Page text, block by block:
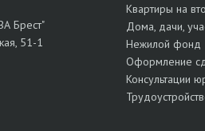
Брест"
51-1
Квартиры на
Дома, дачи,
Нежилой фонд
Оформление
Консультации